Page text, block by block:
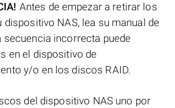
Antes de empezar a retirar los
dispositivo NAS, lea su manual de
secuencia incorrecta puede
en el dispositivo de
y/o en los discos RAID.
del dispositivo NAS uno por